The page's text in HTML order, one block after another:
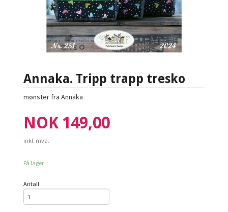
Annaka. Tripp trapp tresko
mønster fra Annaka
Pris
NOK 149,00
inkl. mva.
På lager
Antall